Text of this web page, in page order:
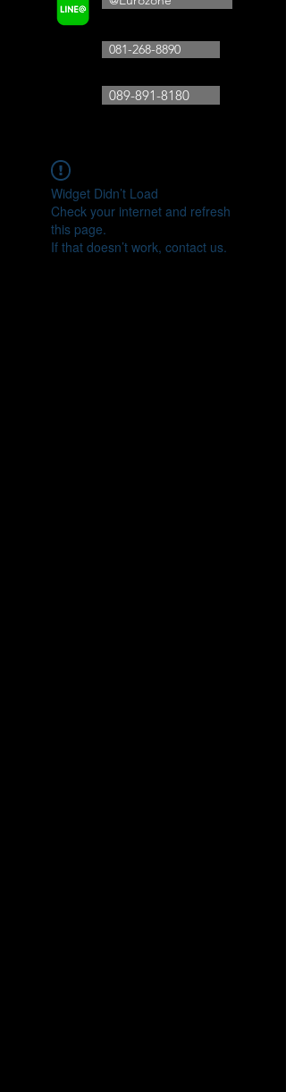
081-268-8890
089-891-8180
Widget Didn’t Load
Check your internet and refresh
this page.
If that doesn’t work, contact us.